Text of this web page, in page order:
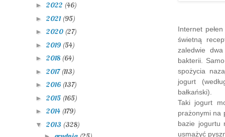
Internet
świetną
zaledwie
bakterii.
spożycia
jogurt (wedłu
bałkański).
Taki jogurt
prażonymi na
bazie jogurtu
usmażyć
► 2022 (46)
► 2021 (95)
► 2020 (27)
► 2019 (54)
► 2018 (64)
► 2017(113)
► 2016 (137)
► 2015 (165)
► 2014 (179)
▼ 2013 (328)